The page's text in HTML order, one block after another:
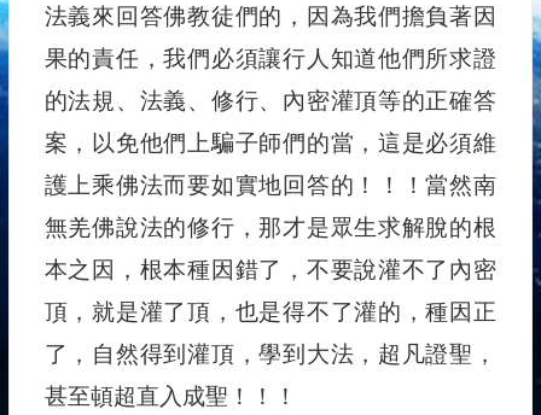
法義來回答佛教徒們的，因為我們擔負著因
果的責任，我們必須讓行人知道他們所求證
的法規、法義、修行、內密灌頂等的正確答
案，以免他們上騙子師們的當，這是必須維
護上乘佛法而要如實地回答的！！！當然南
無羌佛說法的修行，那才是眾生求解脫的根
本之因，根本種因錯了，不要說灌不了內密
頂，就是灌了頂，也是得不了灌的，種因正
了，自然得到灌頂，學到大法，超凡證聖，
甚至頓超直入成聖！！！